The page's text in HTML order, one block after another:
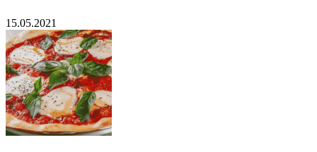
15.05.2021